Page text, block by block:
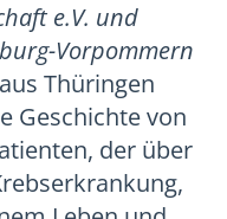
e.V. und
Vorpommern
Thüringen
Geschichte von
der über